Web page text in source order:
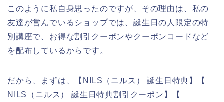
このように私自身思ったのですが、その理由は、私の
友達が営んでいるショップでは、誕生日の人限定の特
別講座で、お得な割引クーポンやクーポンコードなど
を配布しているからです。
だから、まずは、【NILS（ニルス） 誕生日特典】【
NILS（ニルス） 誕生日特典割引クーポン】【